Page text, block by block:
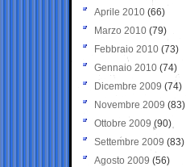
Aprile 2010 (66)
Marzo 2010 (79)
Febbraio 2010 (73)
Gennaio 2010 (74)
Dicembre 2009 (74)
Novembre 2009 (83)
Ottobre 2009 (90)
Settembre 2009 (83)
Agosto 2009 (56)